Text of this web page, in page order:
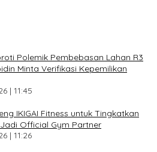
Polemik Pembebasan Lahan R3
Minta Verifikasi Kepemilikan
| 11:45
IKIGAI Fitness untuk Tingkatkan
Official Gym Partner
| 11:26